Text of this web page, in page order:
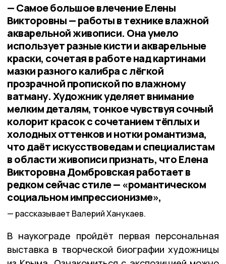
— Самое большое влечение Елены
Викторовны — работы в технике влажной
акварельной живописи. Она умело
использует разные кисти и акварельные
краски, сочетая в работе над картинами
мазки разного калибра с лёгкой
прозрачной пропиской по влажному
ватману. Художник уделяет внимание
мелким деталям, тонкое чувствуя сочный
колорит красок с сочетанием тёплых и
холодных оттенков и нотки романтизма,
что даёт искусствоведам и специалистам
в области живописи признать, что Елена
Викторовна Домбровская работает в
редком сейчас стиле — «романтическом
социальном импрессионизме»,
рассказывает Валерий Ханукаев.
В наукограде пройдёт первая персональная
выставка в творческой биографии художницы